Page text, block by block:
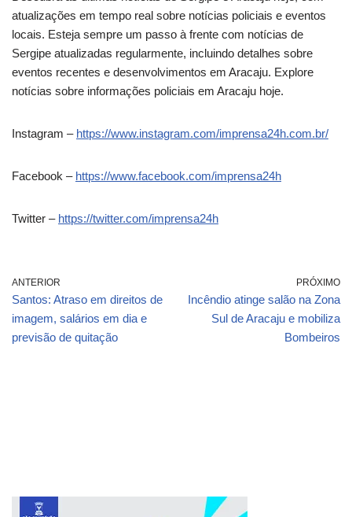
atualizações em tempo real sobre notícias policiais e eventos
locais. Esteja sempre um passo à frente com notícias de
Sergipe atualizadas regularmente, incluindo detalhes sobre
eventos recentes e desenvolvimentos em Aracaju. Explore
notícias sobre informações policiais em Aracaju hoje.
Instagram – https://www.instagram.com/imprensa24h.com.br/
Facebook – https://www.facebook.com/imprensa24h
Twitter – https://twitter.com/imprensa24h
ANTERIOR
Santos: Atraso em direitos de
imagem, salários em dia e
previsão de quitação
PRÓXIMO
Incêndio atinge salão na Zona
Sul de Aracaju e mobiliza
Bombeiros